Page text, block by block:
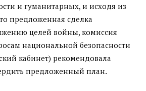
и гуманитарных, и исходя из
предложенная сделка
целей войны, комиссия
национальной безопасности
кабинет) рекомендовала
предложенный план.